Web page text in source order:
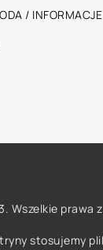
/ INFORMACJE
Wszelkie prawa
stosujemy